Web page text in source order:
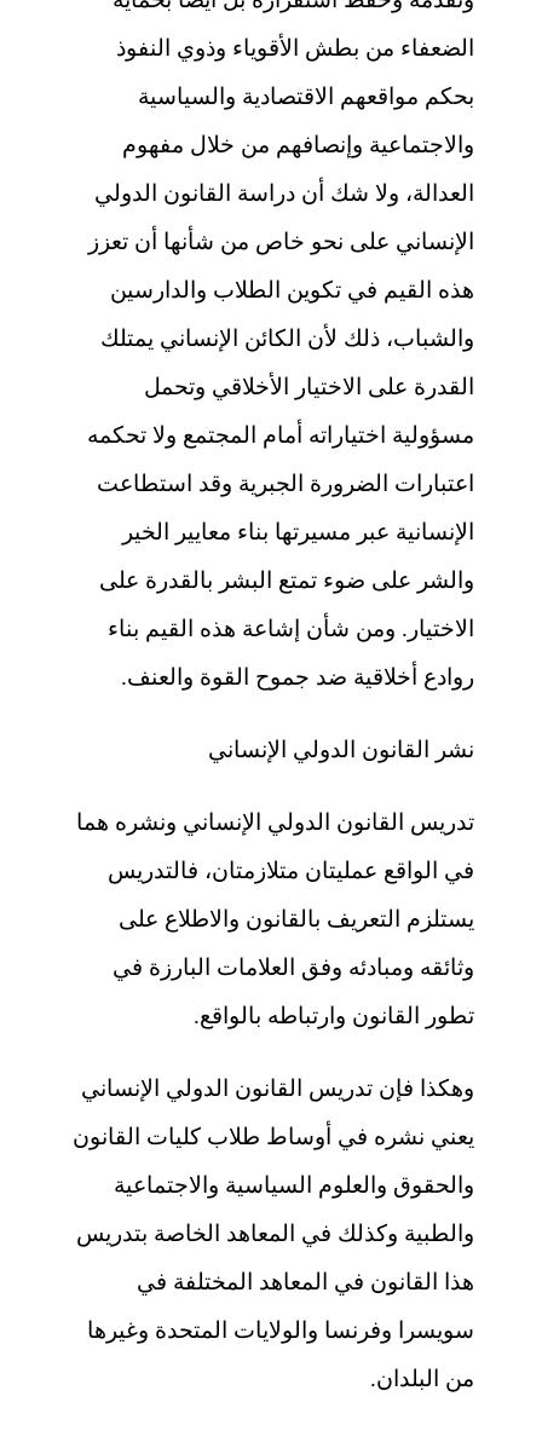
الضعفاء من بطش الأقوياء وذوي النفوذ
بحكم مواقعهم الاقتصادية والسياسية
والاجتماعية وإنصافهم من خلال مفهوم
العدالة، ولا شك أن دراسة القانون الدولي
الإنساني على نحو خاص من شأنها أن تعزز
هذه القيم في تكوين الطلاب والدارسين
والشباب، ذلك لأن الكائن الإنساني يمتلك
القدرة على الاختيار الأخلاقي وتحمل
مسؤولية اختياراته أمام المجتمع ولا تحكمه
اعتبارات الضرورة الجبرية وقد استطاعت
الإنسانية عبر مسيرتها بناء معايير الخير
والشر على ضوء تمتع البشر بالقدرة على
الاختيار. ومن شأن إشاعة هذه القيم بناء
روادع أخلاقية ضد جموح القوة والعنف.
نشر القانون الدولي الإنساني
تدريس القانون الدولي الإنساني ونشره هما
في الواقع عمليتان متلازمتان، فالتدريس
يستلزم التعريف بالقانون والاطلاع على
وثائقه ومبادئه وفق العلامات البارزة في
تطور القانون وارتباطه بالواقع.
وهكذا فإن تدريس القانون الدولي الإنساني
يعني نشره في أوساط طلاب كليات القانون
والحقوق والعلوم السياسية والاجتماعية
والطبية وكذلك في المعاهد الخاصة بتدريس
هذا القانون في المعاهد المختلفة في
سويسرا وفرنسا والولايات المتحدة وغيرها
من البلدان.